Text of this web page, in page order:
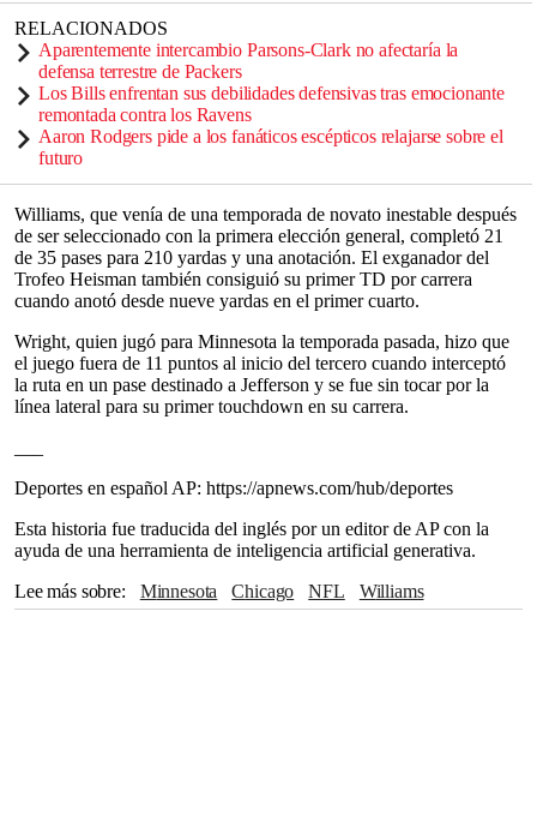
RELACIONADOS
Aparentemente intercambio Parsons-Clark no afectaría la
defensa terrestre de Packers
Los Bills enfrentan sus debilidades defensivas tras emocionante
remontada contra los Ravens
Aaron Rodgers pide a los fanáticos escépticos relajarse sobre el
futuro
Williams, que venía de una temporada de novato inestable después
de ser seleccionado con la primera elección general, completó 21
de 35 pases para 210 yardas y una anotación. El exganador del
Trofeo Heisman también consiguió su primer TD por carrera
cuando anotó desde nueve yardas en el primer cuarto.
Wright, quien jugó para Minnesota la temporada pasada, hizo que
el juego fuera de 11 puntos al inicio del tercero cuando interceptó
la ruta en un pase destinado a Jefferson y se fue sin tocar por la
línea lateral para su primer touchdown en su carrera.
Deportes en español AP: https://apnews.com/hub/deportes
Esta historia fue traducida del inglés por un editor de AP con la
ayuda de una herramienta de inteligencia artificial generativa.
Lee más sobre
Minnesota Chicago NFL Williams